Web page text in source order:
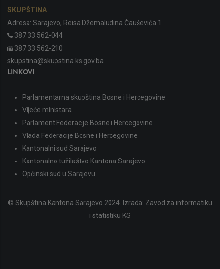
SKUPŠTINA
Adresa: Sarajevo, Reisa Džemaludina Čauševića 1
387 33 562-044
387 33 562-210
skupstina@skupstina.ks.gov.ba
LINKOVI
Parlamentarna skupština Bosne i Hercegovine
Vijeće ministara
Parlament Federacije Bosne i Hercegovine
Vlada Federacije Bosne i Hercegovine
Kantonalni sud Sarajevo
Kantonalno tužilaštvo Kantona Sarajevo
Općinski sud u Sarajevu
© Skupština Kantona Sarajevo 2024. Izrada: Zavod za informatiku
i statistiku KS